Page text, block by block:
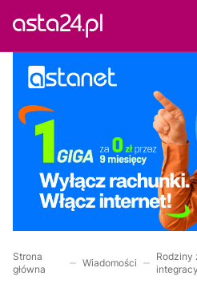
Strona
główna
Wiadomości
Rodziny